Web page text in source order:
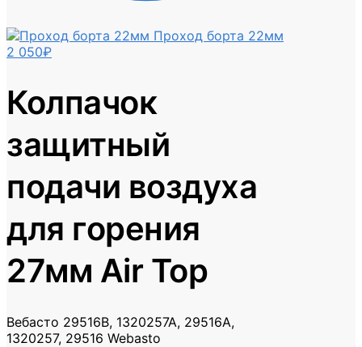
Проход борта 22мм
2 050₽
Колпачок
защитный
подачи воздуха
для горения
27мм Air Top
Вебасто 29516B, 1320257A, 29516A,
1320257, 29516 Webasto